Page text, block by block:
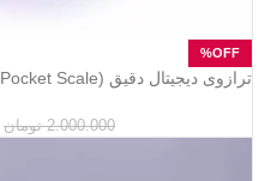
2.000.000 تومان